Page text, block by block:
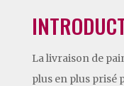
La livraison de
plus en plus prisé